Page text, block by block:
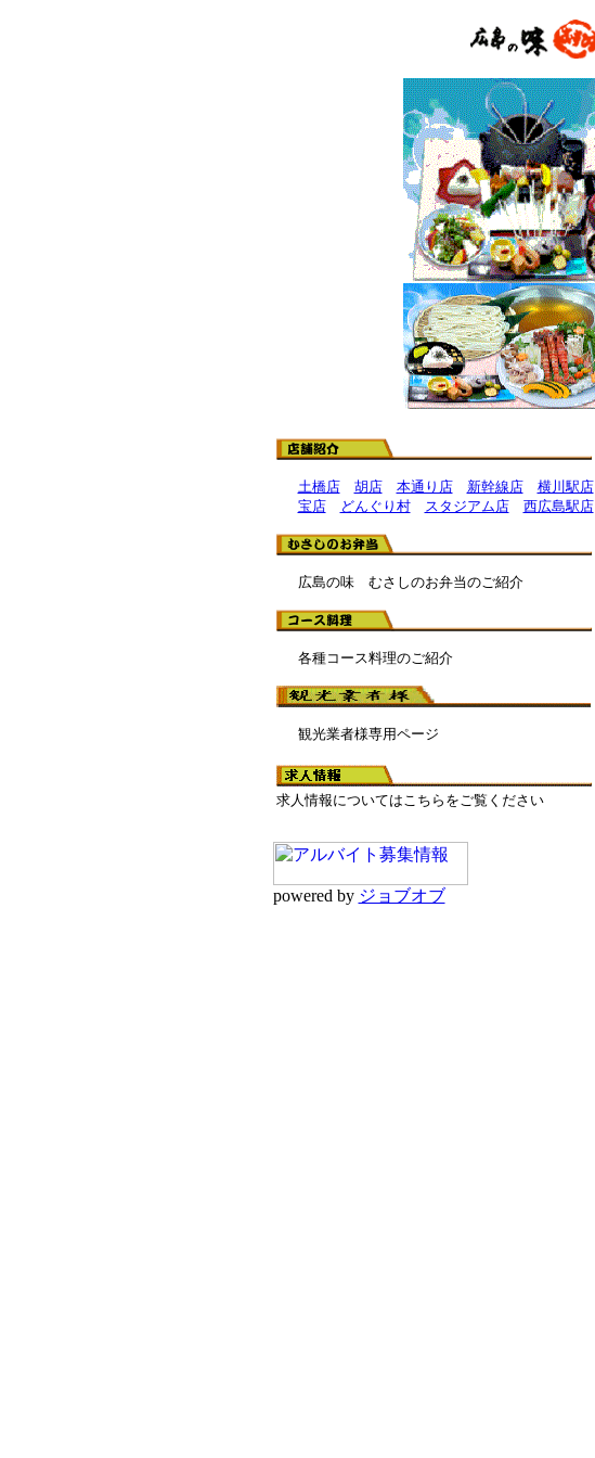
土橋店 胡店 本通り店 新幹線店
横川駅店
宝店
どんぐり村 スタジアム店 西広島駅店
広島の味 むさしのお弁当のご紹介
各種コース料理のご紹介
観光業者様専用ページ
求人情報についてはこちらをご覧ください
powered by ジョブオブ